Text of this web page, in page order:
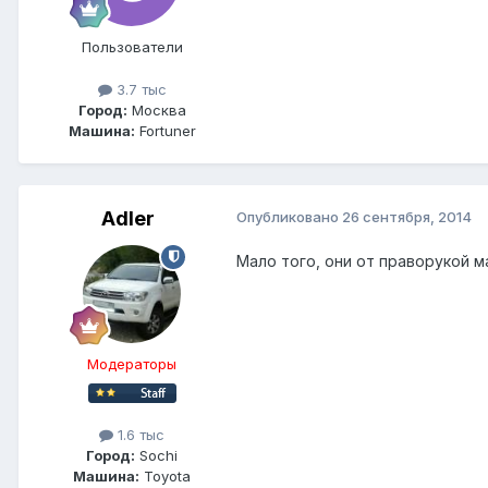
Пользователи
3.7 тыс
Город: Москва
Машина: Fortuner
Adler
Модераторы
1.6 тыс
Город: Sochi
Машина: Toyota
Опубликовано 26 сентября, 2014
Мало того, они от праворукой